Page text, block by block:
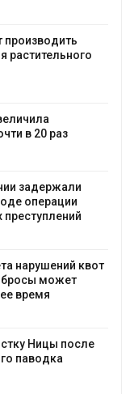
производить
растительного
в 20 раз
задержали
операции
преступлений
нарушений квот
может
время
Ницы после
паводка